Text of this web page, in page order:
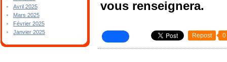
Avril 2025
Mars 2025
Février 2025
Janvier 2025
vous renseignera.
Repost 0